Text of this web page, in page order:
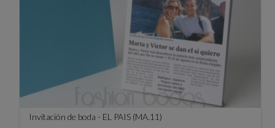
Invitación de boda - EL PAIS (MA.11)